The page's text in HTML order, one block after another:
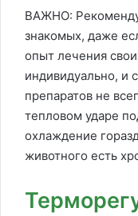
ВАЖНО:
знакомых, даже
опыт лечения
индивидуально, и
препаратов не
тепловом ударе
охлаждение
животного есть